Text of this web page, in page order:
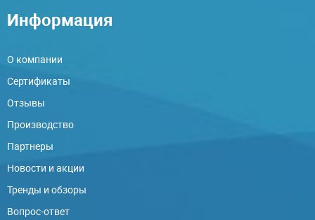
Информация
О компании
Сертификаты
Отзывы
Производство
Партнеры
Новости и акции
Тренды и обзоры
Вопрос-ответ